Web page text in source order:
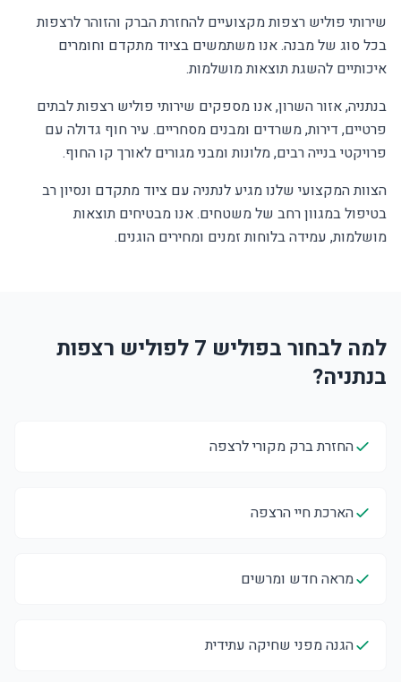
שירותי פוליש רצפות מקצועיים להחזרת הברק והזוהר לרצפות
בכל סוג של מבנה. אנו משתמשים בציוד מתקדם וחומרים
איכותיים להשגת תוצאות מושלמות.
בנתניה, אזור השרון, אנו מספקים שירותי פוליש רצפות לבתים
פרטיים, דירות, משרדים ומבנים מסחריים. עיר חוף גדולה עם
פרויקטי בנייה רבים, מלונות ומבני מגורים לאורך קו החוף.
הצוות המקצועי שלנו מגיע לנתניה עם ציוד מתקדם ונסיון רב
בטיפול במגוון רחב של משטחים. אנו מבטיחים תוצאות
מושלמות, עמידה בלוחות זמנים ומחירים הוגנים.
למה לבחור בפוליש 7 לפוליש רצפות
בנתניה?
החזרת ברק מקורי לרצפה
הארכת חיי הרצפה
מראה חדש ומרשים
הגנה מפני שחיקה עתידית